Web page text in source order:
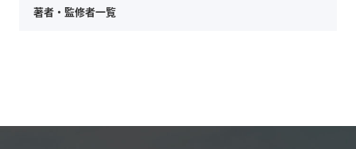
著者・監修者一覧